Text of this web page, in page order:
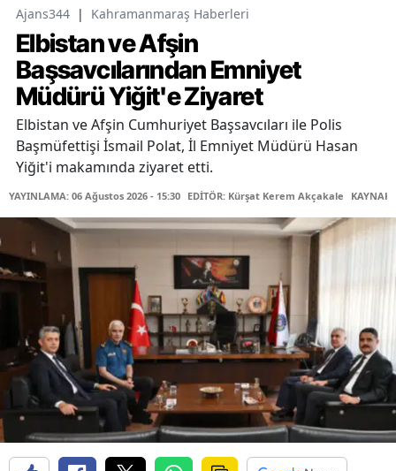
Ajans344 | Kahramanmaraş Haberleri
Elbistan ve Afşin
Başsavcılarından Emniyet
Müdürü Yiğit'e Ziyaret
Elbistan ve Afşin Cumhuriyet Başsavcıları ile Polis
Başmüfettişi İsmail Polat, İl Emniyet Müdürü Hasan
Yiğit'i makamında ziyaret etti.
YAYINLAMA: 06 Ağustos 2026 - 15:30 EDİTÖR: Kürşat Kerem Akçakale